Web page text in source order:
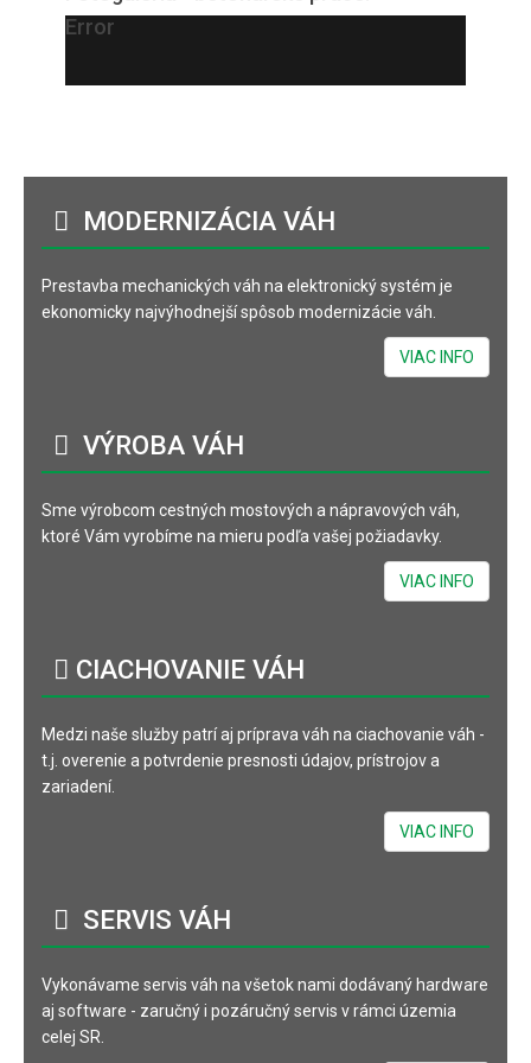
Error
MODERNIZÁCIA VÁH
Prestavba mechanických váh na elektronický systém je
ekonomicky najvýhodnejší spôsob modernizácie váh.
VIAC INFO
VÝROBA VÁH
Sme výrobcom cestných mostových a nápravových váh,
ktoré Vám vyrobíme na mieru podľa vašej požiadavky.
VIAC INFO
CIACHOVANIE VÁH
Medzi naše služby patrí aj príprava váh na ciachovanie váh -
t.j. overenie a potvrdenie presnosti údajov, prístrojov a
zariadení.
VIAC INFO
SERVIS VÁH
Vykonávame servis váh na všetok nami dodávaný hardware
aj software - zaručný i pozáručný servis v rámci územia
celej SR.